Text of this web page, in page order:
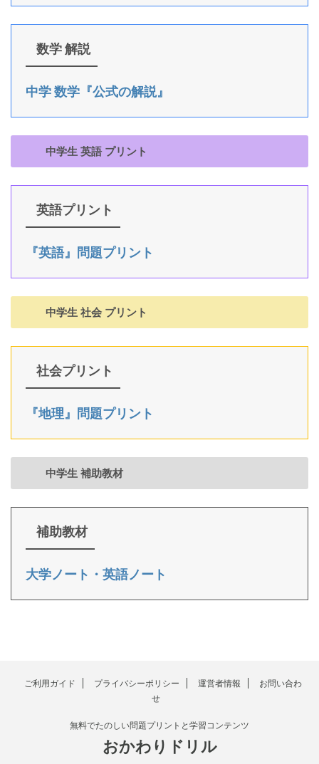
数学 解説
中学 数学『公式の解説』
中学生 英語 プリント
英語プリント
『英語』問題プリント
中学生 社会 プリント
社会プリント
『地理』問題プリント
中学生 補助教材
補助教材
大学ノート・英語ノート
ご利用ガイド プライバシーポリシー 運営者情報
お問い合わ
せ
無料でたのしい問題プリントと学習コンテンツ
おかわりドリル